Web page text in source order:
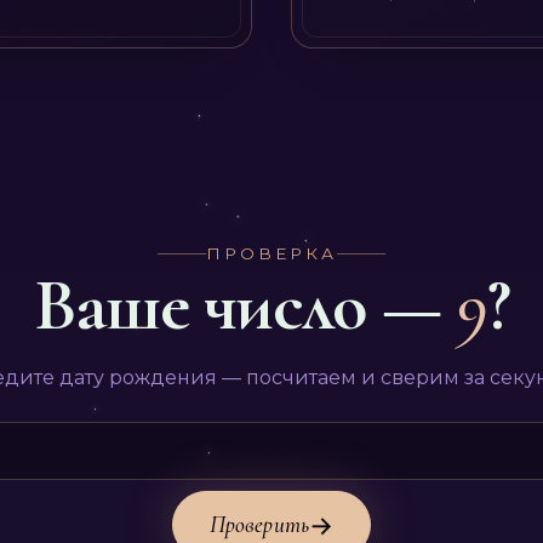
ПРОВЕРКА
Ваше число — 9?
дату рождения — посчитаем и сверим за
Проверить